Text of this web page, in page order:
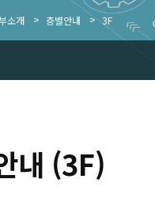
소개 > 층별안내 > 3F
내 (3F)